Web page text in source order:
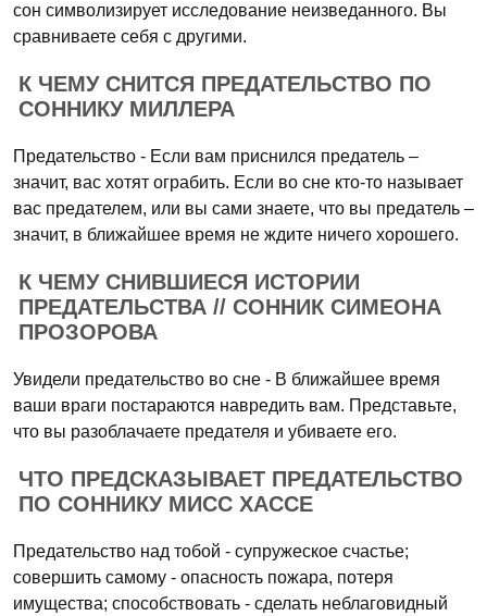
сон символизирует исследование неизведанного. Вы
сравниваете себя с другими.
К ЧЕМУ СНИТСЯ ПРЕДАТЕЛЬСТВО ПО
СОННИКУ МИЛЛЕРА
Предательство - Если вам приснился предатель –
значит, вас хотят ограбить. Если во сне кто-то называет
вас предателем, или вы сами знаете, что вы предатель –
значит, в ближайшее время не ждите ничего хорошего.
К ЧЕМУ СНИВШИЕСЯ ИСТОРИИ
ПРЕДАТЕЛЬСТВА // СОННИК СИМЕОНА
ПРОЗОРОВА
Увидели предательство во сне - В ближайшее время
ваши враги постараются навредить вам. Представьте,
что вы разоблачаете предателя и убиваете его.
ЧТО ПРЕДСКАЗЫВАЕТ ПРЕДАТЕЛЬСТВО
ПО СОННИКУ МИСС ХАССЕ
Предательство над тобой - супружеское счастье;
совершить самому - опасность пожара, потеря
имущества; способствовать - сделать неблаговидный